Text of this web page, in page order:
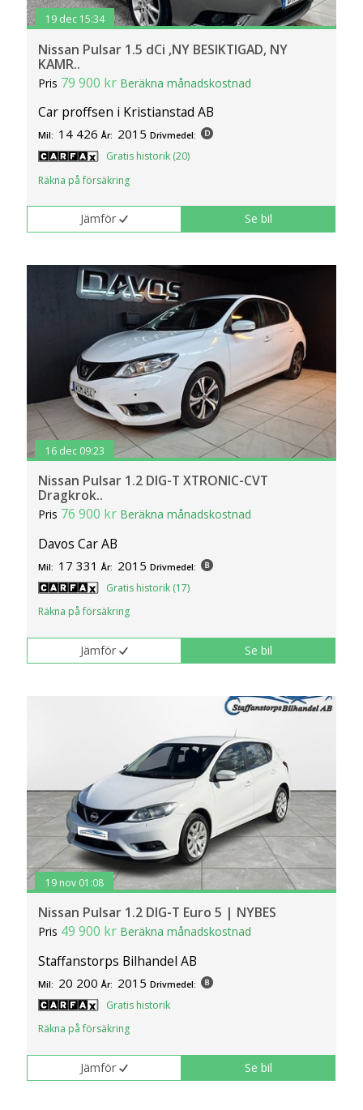
19 dec 15:34
Nissan Pulsar 1.5 dCi ,NY BESIKTIGAD, NY
KAMR..
Pris 79 900 kr Beräkna månadskostnad
Car proffsen i Kristianstad AB
Mil: 14 426 År: 2015 Drivmedel:
Gratis historik (20)
Räkna på försäkring
Jämför Se bil
16 dec 09:23
Nissan Pulsar 1.2 DIG-T XTRONIC-CVT
Dragkrok..
Pris 76 900 kr Beräkna månadskostnad
Davos Car AB
Mil: 17 331 År: 2015 Drivmedel:
Gratis historik (17)
Räkna på försäkring
Jämför Se bil
19 nov 01:08
Nissan Pulsar 1.2 DIG-T Euro 5 | NYBES
Pris 49 900 kr Beräkna månadskostnad
Staffanstorps Bilhandel AB
Mil: 20 200 År: 2015 Drivmedel:
Gratis historik
Räkna på försäkring
Jämför Se bil